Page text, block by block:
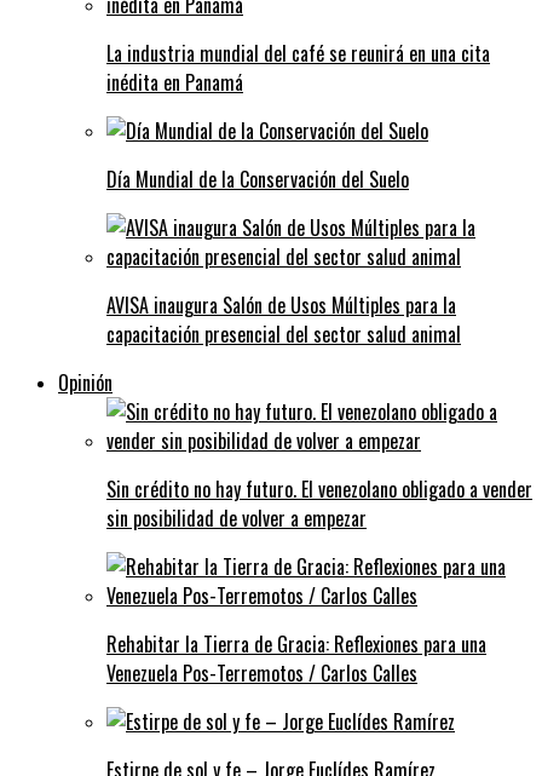
La industria mundial del café se reunirá en una cita
inédita en Panamá
Día Mundial de la Conservación del Suelo
AVISA inaugura Salón de Usos Múltiples para la
capacitación presencial del sector salud animal
Opinión
Sin crédito no hay futuro. El venezolano obligado a vender
sin posibilidad de volver a empezar
Rehabitar la Tierra de Gracia: Reflexiones para una
Venezuela Pos-Terremotos / Carlos Calles
Estirpe de sol y fe – Jorge Euclídes Ramírez